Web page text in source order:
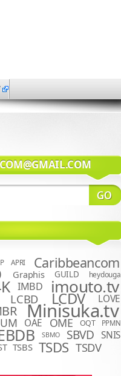
APRI Caribbeancom
Graphis GUILD heydouga
IMBD imouto.tv
LCBD LCDV LOVE
Minisuka.tv
OAE OME OQT
PPMN
SBMO SBVD SNIS
TSBS TSDS TSDV